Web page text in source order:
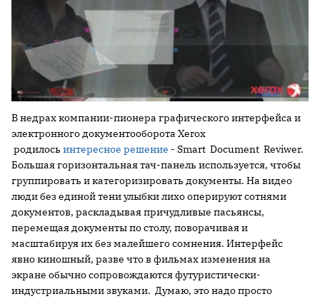
В недрах компании-пионера графического интерфейса и
электронного документооборота Xerox
родилось интересное решение - Smart Document Reviwer.
Большая горизонтальная тач-панель используется, чтобы
группировать и категоризировать документы. На видео
люди без единой тени улыбки лихо оперируют сотнями
документов, раскладывая причудливые пасьянсы,
перемещая документы по столу, поворачивая и
масштабируя их без малейшего сомнения. Интерфейс
явно киношный, разве что в фильмах изменения на
экране обычно сопровождаются футуристически-
индустриальными звуками. Думаю, это надо просто